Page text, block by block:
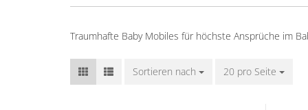
Level 1 -
Traumhafte Baby Mobiles für höchste Ansprüche im
Sortieren nach
Sortieren nach 20 pro Seite
pro Seite